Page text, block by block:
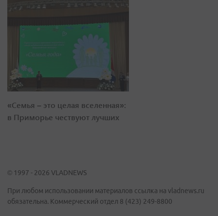
«Семья – это целая вселенная»:
в Приморье чествуют лучших
© 1997 - 2026 VLADNEWS
При любом использовании материалов ссылка на vladnews.ru
обязательна. Коммерческий отдел 8 (423) 249-8800